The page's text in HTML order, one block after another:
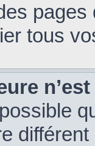
tous